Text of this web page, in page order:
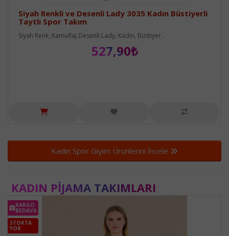
Siyah Renkli ve Desenli Lady 3035 Kadın Büstiyerli
Taytlı Spor Takım
Siyah Renk, Kamuflaj Desenli Lady, Kadın, Büstiyer..
527,90₺
Kadın Spor Giyim Ürünlerini İncele
KADIN PIJAMA TAKIMLARI
KARGO
BEDAVA
STOKTA
YOK